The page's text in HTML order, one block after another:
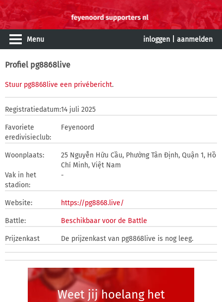
Menu inloggen aanmelden
Profiel pg8868live
Stuur pg8868live een privébericht.
Registratiedatum:14 juli 2025
Favoriete
eredivisieclub:
Feyenoord
Woonplaats:
25 Nguyễn Hữu Cầu, Phường Tân Định, Quận 1, Hồ
Chí Minh, Việt Nam
Vak in het
stadion:
-
Website: https://pg8868.live/
Battle: Beschikbaar voor de Battle
Prijzenkast De prijzenkast van pg8868live is nog leeg.
Weet jij hoelang het